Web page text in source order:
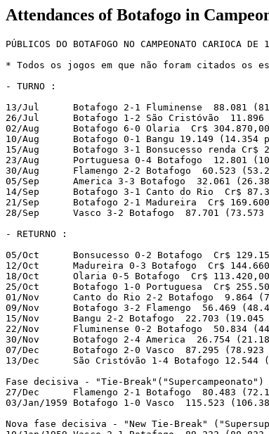
Attendances of Botafogo in
PÚBLICOS DO BOTAFOGO NO CAMPEONATO CARIOCA DE
* Todos os jogos em que não foram citados os
- TURNO :
13/Jul      Botafogo 2-1 Fluminense  88.081
26/Jul      Botafogo 1-2 São Cristóvão  11.896
02/Aug      Botafogo 6-0 Olaria  Cr$ 304.870,00
10/Aug      Botafogo 0-1 Bangu 19.149 (14.354
15/Aug      Botafogo 3-1 Bonsucesso renda Cr$
23/Aug      Portuguesa 0-4 Botafogo  12.801
30/Aug      Flamengo 2-2 Botafogo  60.523
05/Sep      America 3-3 Botafogo  32.061
14/Sep      Botafogo 3-1 Canto do Rio  Cr$
21/Sep      Botafogo 2-1 Madureira  Cr$
28/Sep      Vasco 3-2 Botafogo  87.701 (73.573
- RETURNO :
05/Oct      Bonsucesso 0-2 Botafogo  Cr$
12/Oct      Madureira 0-3 Botafogo  Cr$
18/Oct      Olaria 0-5 Botafogo  Cr$
25/Oct      Botafogo 1-0 Portuguesa  Cr$
01/Nov      Canto do Rio 2-2 Botafogo  9.864
09/Nov      Botafogo 3-2 Flamengo  56.469
15/Nov      Bangu 2-2 Botafogo  22.703 (19.045
22/Nov      Fluminense 0-2 Botafogo  50.834
30/Nov      Botafogo 2-4 America  26.754
07/Dec      Botafogo 2-0 Vasco  87.295 (78.923
13/Dec      São Cristóvão 1-4 Botafogo 12.544
Fase decisiva - "Tie-Break"("Supercampeonato")
27/Dec      Flamengo 2-1 Botafogo  80.483
03/Jan/1959 Botafogo 1-0 Vasco  115.523
Nova fase decisiva - "New Tie-Break"